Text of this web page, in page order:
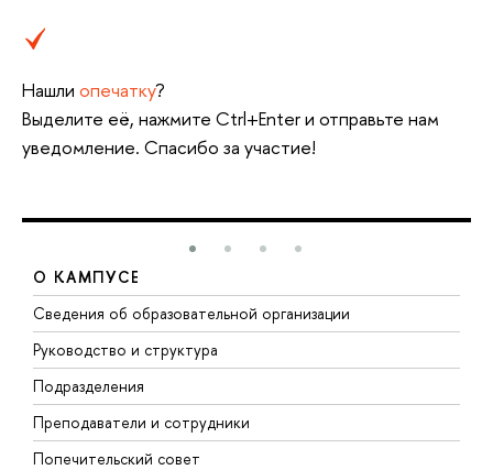
Нашли опечатку?
Выделите её, нажмите Ctrl+Enter и отправьте нам
уведомление. Спасибо за участие!
О КАМПУСЕ
Сведения об образовательной организации
Руководство и структура
Подразделения
Преподаватели и сотрудники
Попечительский совет